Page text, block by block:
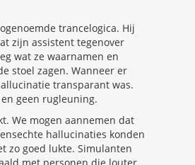
trancelogica. Hij
zijn assistent tegenover
wat ze waarnamen en
stoel zagen. Wanneer er
transparant was.
geen rugleuning.
We mogen aannemen dat
hallucinaties konden
zo goed lukte. Simulanten
met personen die louter